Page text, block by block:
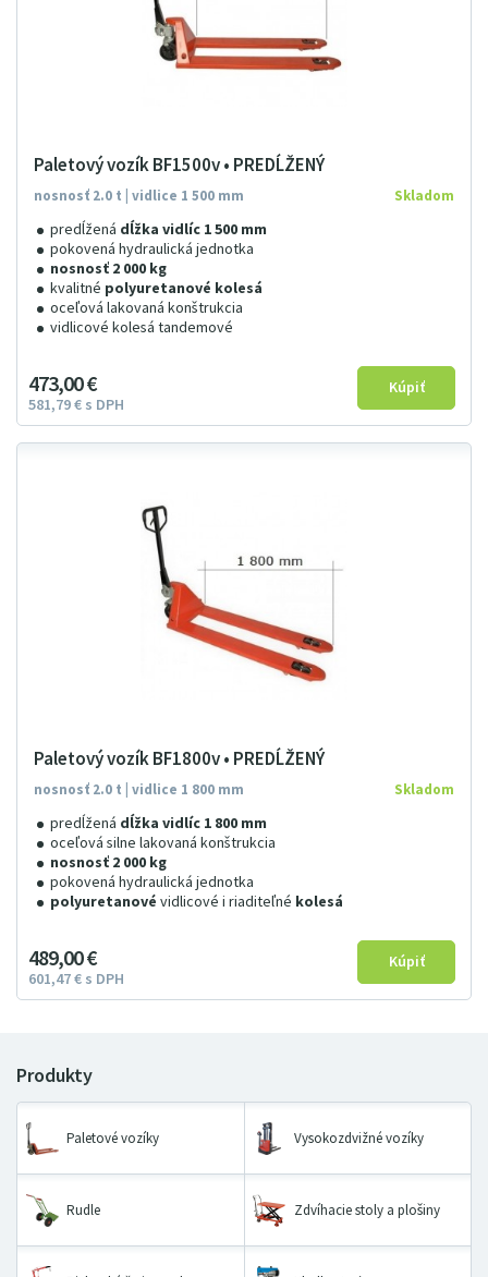
Paletový vozík BF1500v • PREDĹŽENÝ
nosnosť 2.0 t | vidlice 1 500 mm
predĺžená dĺžka vidlíc 1 500 mm
pokovená hydraulická jednotka
nosnosť 2 000 kg
kvalitné polyuretanové kolesá
oceľová lakovaná konštrukcia
vidlicové kolesá tandemové
Skladom
473 00€
581 79€ s DPH
Paletový vozík BF1800v • PREDĹŽENÝ
nosnosť 2.0 t | vidlice 1 800 mm
predĺžená dĺžka vidlíc 1 800 mm
oceľová silne lakovaná konštrukcia
nosnosť 2 000 kg
pokovená hydraulická jednotka
polyuretanové vidlicové i riaditeľné kolesá
Skladom
489 00€
601 47€ s DPH
Paletové vozíky Vysokozdvižné vozíky
Rudle Zdvíhacie stoly a plošiny